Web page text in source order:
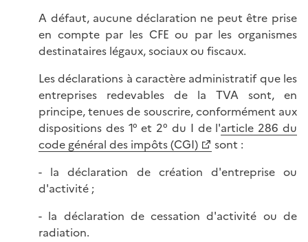
A défaut, aucune déclaration ne peut être prise
en compte par les CFE ou par les organismes
destinataires légaux, sociaux ou fiscaux.
Les déclarations à caractère administratif que les
entreprises redevables de la TVA sont, en
principe, tenues de souscrire, conformément aux
dispositions des 1° et 2° du I de l'article 286 du
code général des impôts (CGI)
sont :
- la déclaration de création d'entreprise ou
d'activité ;
- la déclaration de cessation d'activité ou de
radiation.